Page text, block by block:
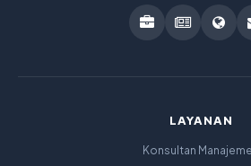
LAYANAN
Konsultan